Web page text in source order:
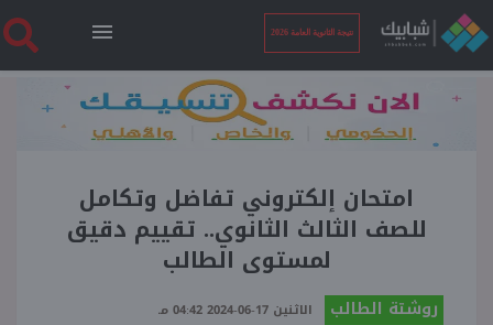
نتيجة الثانوية العامة 2026
الرئيسية
نتيجة الثانوية العامة 2026
أخبار ساخنة
امتحان إلكتروني تفاضل وتكامل
للصف الثالث الثانوي.. تقييم دقيق
لمستوى الطالب
روشتة الطالب الاثنين 17-06-2024 04:42 مـ